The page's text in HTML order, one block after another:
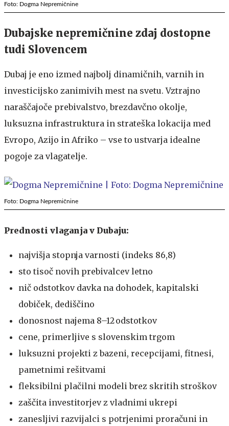
Foto: Dogma Nepremičnine
Dubajske nepremičnine zdaj dostopne
tudi Slovencem
Dubaj je eno izmed najbolj dinamičnih, varnih in
investicijsko zanimivih mest na svetu. Vztrajno
naraščajoče prebivalstvo, brezdavčno okolje,
luksuzna infrastruktura in strateška lokacija med
Evropo, Azijo in Afriko – vse to ustvarja idealne
pogoje za vlagatelje.
Foto: Dogma Nepremičnine
Prednosti vlaganja v Dubaju:
najvišja stopnja varnosti (indeks 86,8)
sto tisoč novih prebivalcev letno
nič odstotkov davka na dohodek, kapitalski
dobiček, dediščino
donosnost najema 8–12 odstotkov
cene, primerljive s slovenskim trgom
luksuzni projekti z bazeni, recepcijami, fitnesi,
pametnimi rešitvami
fleksibilni plačilni modeli brez skritih stroškov
zaščita investitorjev z vladnimi ukrepi
zanesljivi razvijalci s potrjenimi proračuni in